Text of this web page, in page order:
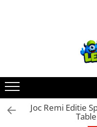
Board Games
Extensii boardgames
Card Games (jocuri cu
Joc Remi Editie